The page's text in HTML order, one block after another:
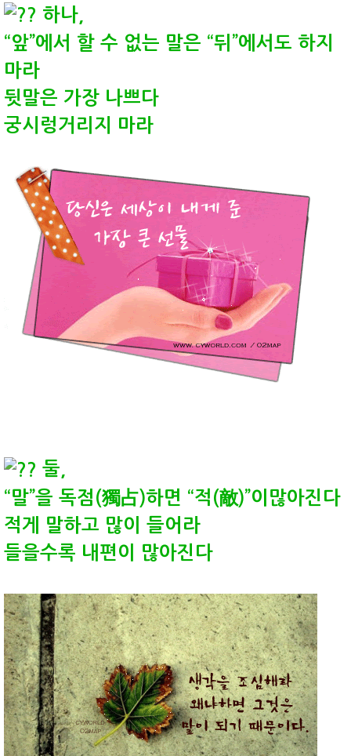
하나,
“앞”에서 할 수 없는 말은 “뒤”에서도 하지
마라
뒷말은 가장 나쁘다
궁시렁거리지 마라
둘,
“말”을 독점(獨占)하면 “적(敵)”이많아진다
적게 말하고 많이 들어라
들을수록 내편이 많아진다